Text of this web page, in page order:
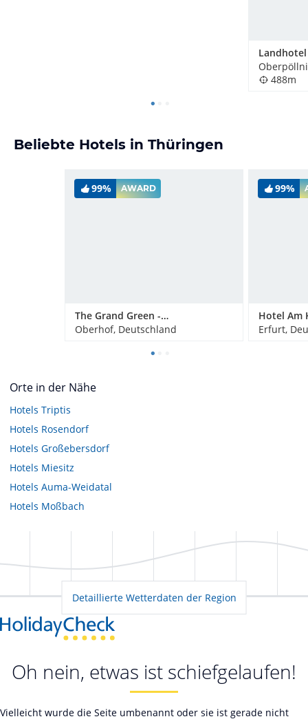
488m
Beliebte Hotels in Thüringen
99% AWARD
The Grand Green - Familux Resort
Oberhof, Deutschland
99%
Hotel Am
Erfurt,
Orte in der Nähe
Hotels Triptis
Hotels Rosendorf
Hotels Großebersdorf
Hotels Miesitz
Hotels Auma-Weidatal
Hotels Moßbach
Detaillierte Wetterdaten der Region
Oh nein, etwas ist schiefgelaufen!
Vielleicht wurde die Seite umbenannt oder sie ist gerade nicht